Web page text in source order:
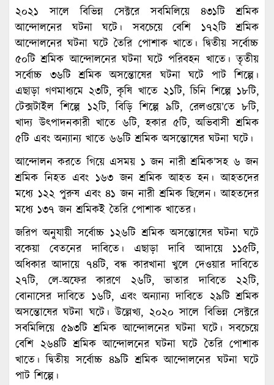
২০২১ সালে বিভিন্ন সেক্টরে সবমিলিয়ে ৪৩১টি শ্রমিক
আন্দোলনের ঘটনা ঘটে। সবচেয়ে বেশি ১৭২টি শ্রমিক
আন্দোলনের ঘটনা ঘটে তৈরি পোশাক খাতে। দ্বিতীয় সর্বোচ্চ
৫০টি শ্রমিক আন্দোলনের ঘটনা ঘটে পরিবহন খাতে। তৃতীয়
সর্বোচ্চ ৩৬টি শ্রমিক অসন্তোষের ঘটনা ঘটে পাট শিল্পে।
এছাড়া গণমাধ্যমে ২৩টি, কৃষি খাতে ২১টি, চিনি শিল্পে ১৮টি,
টেক্সটাইল শিল্পে ১২টি, বিড়ি শিল্পে ৯টি, রেলওয়ে’তে ৮টি,
খাদ্য উৎপাদনকারী খাতে ৬টি, হকার ৫টি, অভিবাসী শ্রমিক
৫টি এবং অন্যান্য খাতে ৬৬টি শ্রমিক অসন্তোষের ঘটনা ঘটে।
আন্দোলন করতে গিয়ে এসময় ১ জন নারী শ্রমিক’সহ ৬ জন
শ্রমিক নিহত এবং ১৬৩ জন শ্রমিক আহত হন। আহতদের
মধ্যে ১২২ পুরুষ এবং ৪১ জন নারী শ্রমিক ছিলেন। আহতদের
মধ্যে ১৩৭ জন শ্রমিকই তৈরি পোশাক খাতের।
জরিপ অনুযায়ী সর্বোচ্চ ১২৬টি শ্রমিক অসন্তোষের ঘটনা ঘটে
বকেয়া বেতনের দাবিতে। এছাড়া দাবি আদায়ে ১১৫টি,
অধিকার আদায়ে ৭৪টি, বন্ধ কারখানা খুলে দেওয়ার দাবিতে
২৭টি, লে-অফের কারণে ২৬টি, ভাতার দাবিতে ২২টি,
বোনাসের দাবিতে ১৬টি, এবং অন্যান্য দাবিতে ২৯টি শ্রমিক
অসন্তোষের ঘটনা ঘটে। উল্লেখ্য, ২০২০ সালে বিভিন্ন সেক্টরে
সবমিলিয়ে ৫৯৩টি শ্রমিক আন্দোলনের ঘটনা ঘটে। সবচেয়ে
বেশি ২৬৪টি শ্রমিক আন্দোলনের ঘটনা ঘটে তৈরি পোশাক
খাতে। দ্বিতীয় সর্বোচ্চ ৪৯টি শ্রমিক আন্দোলনের ঘটনা ঘটে
পাট শিল্পে।